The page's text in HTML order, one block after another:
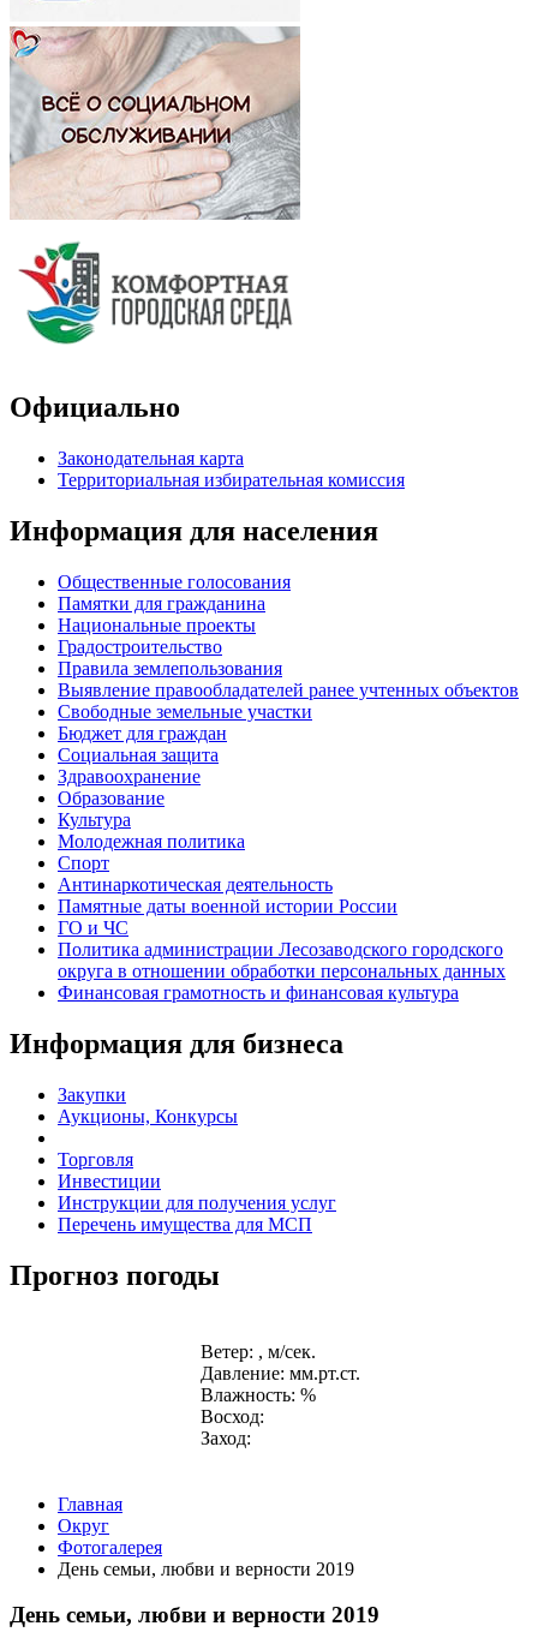
Официально
Законодательная карта
Территориальная избирательная комиссия
Информация для населения
Общественные голосования
Памятки для гражданина
Национальные проекты
Градостроительство
Правила землепользования
Выявление правообладателей ранее учтенных объектов
Свободные земельные участки
Бюджет для граждан
Социальная защита
Здравоохранение
Образование
Культура
Молодежная политика
Спорт
Антинаркотическая деятельность
Памятные даты военной истории России
ГО и ЧС
Политика администрации Лесозаводского городского
округа в отношении обработки персональных данных
Финансовая грамотность и финансовая культура
Информация для бизнеса
Закупки
Аукционы, Конкурсы
Торговля
Инвестиции
Инструкции для получения услуг
Перечень имущества для МСП
Прогноз погоды
Ветер: , м/сек.
Давление: мм.рт.ст.
Влажность: %
Восход:
Заход:
Главная
Округ
Фотогалерея
День семьи, любви и верности 2019
День семьи, любви и верности 2019